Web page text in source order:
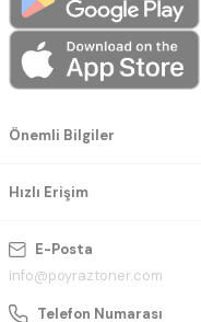
E-Posta
info@poyraztoner.com
Telefon Numarası
Önemli Bilgiler
Hızlı Erişim